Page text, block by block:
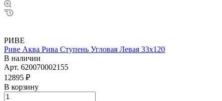
РИВЕ
Риве Аква Рива Ступень Угловая Левая 33х120
В наличии
Арт. 620070002155
12895 ₽
В корзину